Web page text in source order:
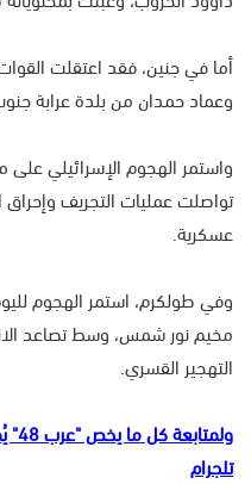
أما في جنين، فقد اعتقلت
وعماد حمدان من بلدة عرابة
تواصلت عمليات التجريف وإحراق
عسكرية.
مخيم نور شمس، وسط تصاعد
التهجير القسري.
تلجرام